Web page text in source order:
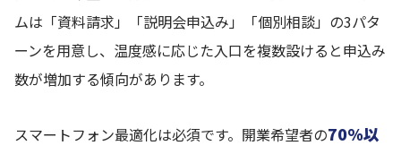
ムは「資料請求」「説明会申込み」「個別相談」の3パタ
ーンを用意し、温度感に応じた入口を複数設けると申込み
数が増加する傾向があります。
スマートフォン最適化は必須です。開業希望者の70%以